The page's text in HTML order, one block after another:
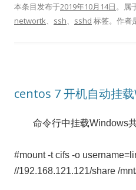
本条目发布于2019年10月14日。属
networtk、 ssh、 sshd 标签。 作者
centos 7 开机自动挂
命令行中挂载Windows
#mount -t cifs -o username=
//192.168.121.121/share /